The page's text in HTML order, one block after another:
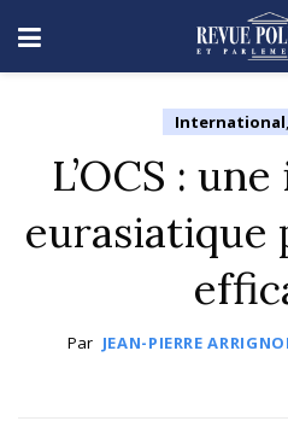
International,
L’OCS :
eurasiatique
Par JEAN-PIERRE